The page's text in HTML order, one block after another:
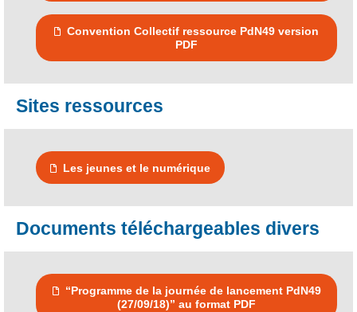
Convention Collectif ressource PdN49 version
PDF
Sites ressources
Les jeunes et le numérique
Documents téléchargeables divers
“Programme de la journée de lancement PdN49
(27/09/18)” au format PDF